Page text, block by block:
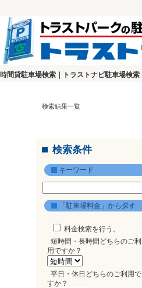
時間貸駐車場検索｜トラストナビ駐車場検索
検索結果一覧
検索条件
キーワード
「駐車場料金」から探す
料金検索を行う。
短時間・長時間どちらのご利
用ですか？
平日・休日どちらのご利用で
すか？